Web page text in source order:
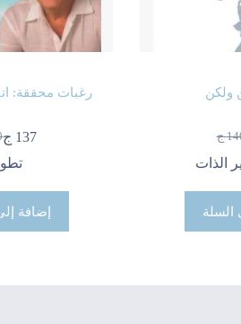
ولكن
ج
ج.
ج.
الذات
السلة
رغبات محققة:
137 ج
إضافة